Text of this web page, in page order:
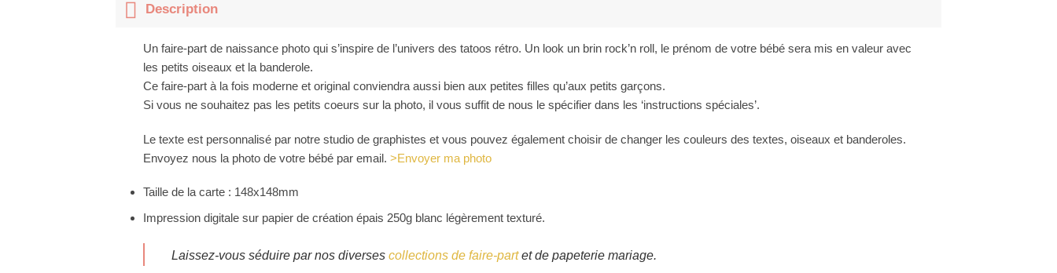
Description
Un faire-part de naissance photo qui s’inspire de l’univers des tatoos rétro. Un look un brin rock’n roll, le prénom de votre bébé sera mis en valeur avec
les petits oiseaux et la banderole.
Ce faire-part à la fois moderne et original conviendra aussi bien aux petites filles qu’aux petits garçons.
Si vous ne souhaitez pas les petits coeurs sur la photo, il vous suffit de nous le spécifier dans les ‘instructions spéciales’.
Le texte est personnalisé par notre studio de graphistes et vous pouvez également choisir de changer les couleurs des textes, oiseaux et banderoles.
Envoyez nous la photo de votre bébé par email. >Envoyer ma photo
Taille de la carte : 148x148mm
Impression digitale sur papier de création épais 250g blanc légèrement texturé.
Laissez-vous séduire par nos diversescollections de faire-partet de papeterie mariage.